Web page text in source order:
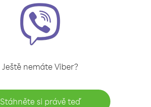
Ještě nemáte Viber?
Stáhněte si právě teď